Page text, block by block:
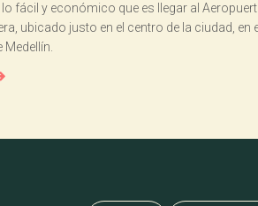
fácil y económico que es llegar al
ubicado justo en el centro de la ciudad, en
Medellín.